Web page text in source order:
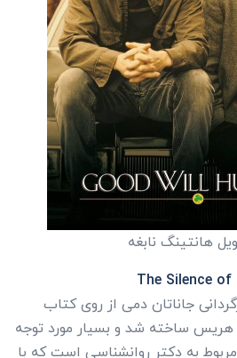
هانتینگ نابغه
جاناتان دمی از روی کتاب
ساخته شد و بسیار مورد توجه
به دکتر روانشناسی است که با